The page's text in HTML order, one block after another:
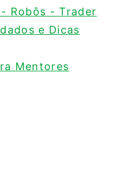
Robôs - Trader
e Dicas
Mentores